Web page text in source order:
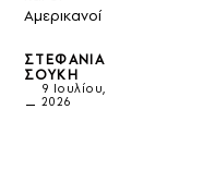
Αμερικανοί
ΣΤΕΦΑΝΊΑ
ΣΟΎΚΗ
9 Ιουλίου,
2026